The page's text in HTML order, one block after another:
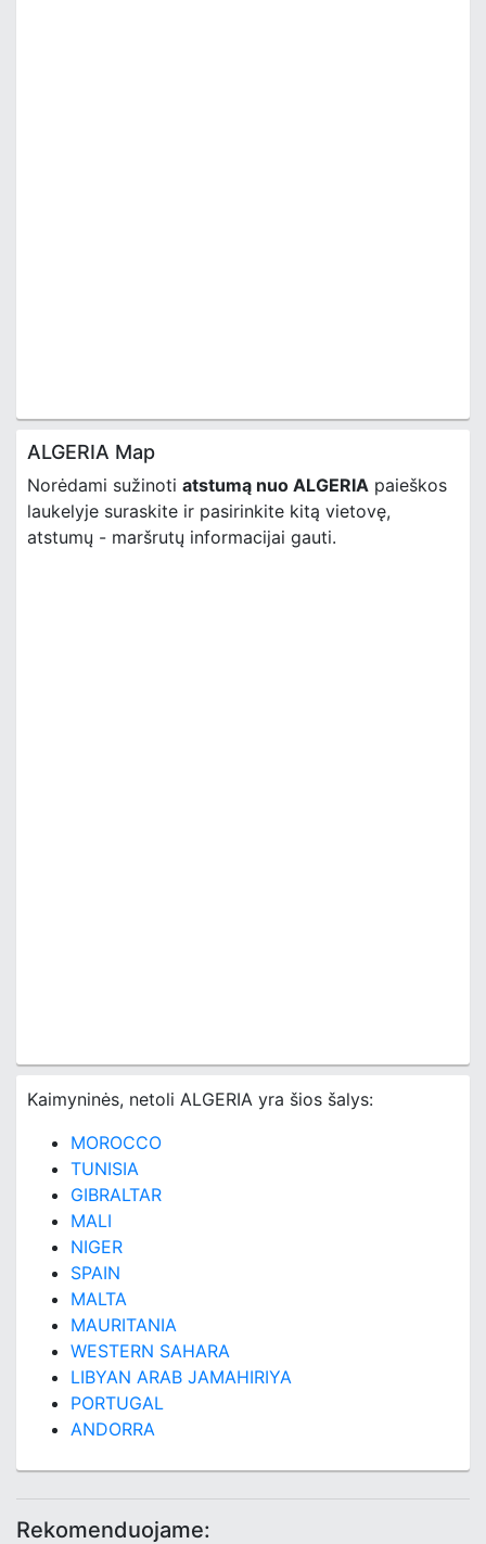
ALGERIA Map
Norėdami sužinoti atstumą nuo ALGERIA paieškos
laukelyje suraskite ir pasirinkite kitą vietovę,
atstumų - maršrutų informacijai gauti.
Kaimyninės, netoli ALGERIA yra šios šalys:
MOROCCO
TUNISIA
GIBRALTAR
MALI
NIGER
SPAIN
MALTA
MAURITANIA
WESTERN SAHARA
LIBYAN ARAB JAMAHIRIYA
PORTUGAL
ANDORRA
Rekomenduojame: